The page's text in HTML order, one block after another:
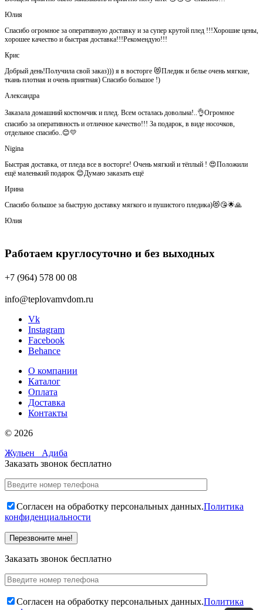
Юлия
Спасибо огромное за оперативную доставку и за супер крутой плед !!!Хорошие цены,
хорошее качество и быстрая доставка!!!Рекомендую!!!
Крис
Добрый день!Получила свой заказ))) я в восторге 😻Пледик и белье очень мягкие,
ткань плотная и очень приятная) Спасибо большое !)
Александра
Заказала домашний костюмчик и плед. Всем осталась довольна!..👌Огромное
спасибо за оперативность и отличное качество!!! За подарок, в виде носочков,
отдельное спасибо..😊💛
Nigina
Быстрая доставка, от пледа все в восторге! Очень мягкий и тёплый ! 😍Положили
ещё маленький подарок 😊Думаю заказать ещё
Ирина
Спасибо большое за быструю доставку мягкого и пушистого пледика)😻😘🌟🙏
Юлия
Работаем круглосуточно и без выходных
+7 (964) 578 00 08
info@teplovamvdom.ru
Vk
Instagram
Facebook
Behance
О компании
Каталог
Оплата
Доставка
Контакты
© 2026
Жульен
Адиба
Заказать звонок бесплатно
Согласен на обработку персональных данных.Политика
конфиденциальности
Заказать звонок бесплатно
Согласен на обработку персональных данных.Политика